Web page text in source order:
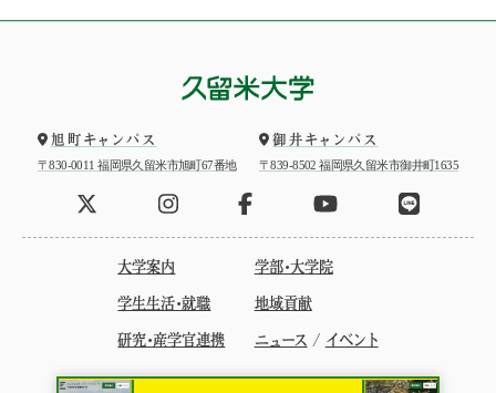
旭町キャンパス
〒830-0011 福岡県久留米市旭町67番地
御井キャンパス
〒839-8502 福岡県久留米市御井町1635
大学案内 学部・大学院
学生生活・就職 地域貢献
研究・産学官連携 ニュース / イベント